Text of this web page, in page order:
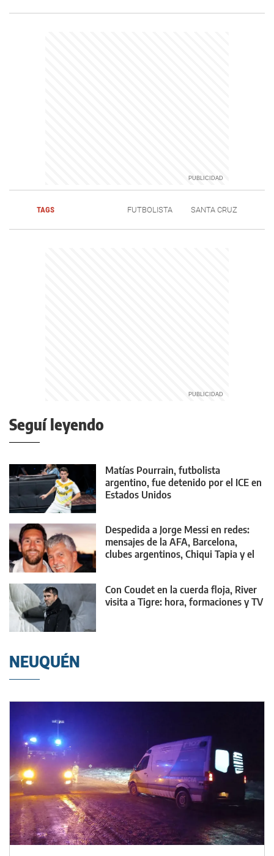
TAGS FUTBOLISTA SANTA CRUZ
Seguí leyendo
Matías Pourrain, futbolista
argentino, fue detenido por el ICE en
Estados Unidos
Despedida a Jorge Messi en redes:
mensajes de la AFA, Barcelona,
clubes argentinos, Chiqui Tapia y el
Con Coudet en la cuerda floja, River
visita a Tigre: hora, formaciones y TV
NEUQUÉN